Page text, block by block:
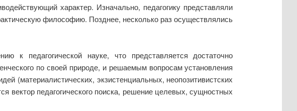
характер. Изначально, педагогику представляли
философию. Позднее, несколько раз осуществлялись
к педагогической науке, что представляется достаточно
по своей природе, и решаемым вопросам установления
(материалистических, экзистенциальных, неопозитивистских
вектор педагогического поиска, решение целевых, сущностных